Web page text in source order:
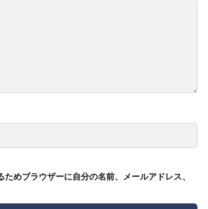
ためブラウザーに自分の名前、メールアドレス、